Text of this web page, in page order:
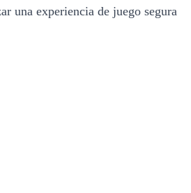
una experiencia de juego segura